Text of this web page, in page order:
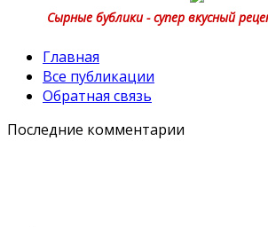
Сырные бублики - супер вкусный
Главная
Все публикации
Обратная связь
Последние комментарии